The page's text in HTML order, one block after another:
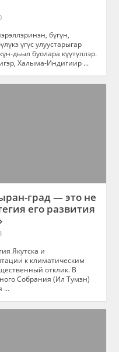
бүгүн,
үгүс улуустарыгар
дьыл буолара күүтүллэр.
Халыма-Индигиир ...
град — это не
его развития
Якутска и
к климатическим
отклик. В
Собрания (Ил Тумэн)
...